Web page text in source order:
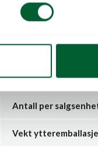
Salgsenhet
Leverandørnavn
Antall per
Vekt ytteremballasje